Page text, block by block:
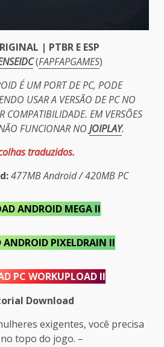
| PTBR E ESP
(FAPFAPGAMES)
É UM PORT DE PC, PODE
USAR A VERSÃO DE PC NO
COMPATIBILIDADE. EM VERSÕES
FUNCIONAR NO JOIPLAY.
traduzidos.
477MB Android / 420MB PC
ANDROID MEGA II
PIXELDRAIN II
PC WORKUPLOAD II
Download
exigentes, você precisa
topo do jogo. –